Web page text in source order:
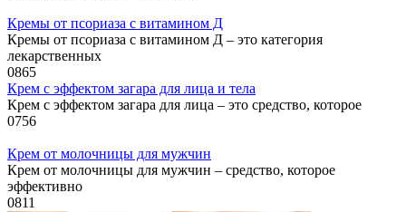
Кремы от псориаза с витамином Д
Кремы от псориаза с витамином Д – это категория
лекарственных
0865
Крем с эффектом загара для лица и тела
Крем с эффектом загара для лица – это средство, которое
0756
Крем от молочницы для мужчин
Крем от молочницы для мужчин – средство, которое
эффективно
0811